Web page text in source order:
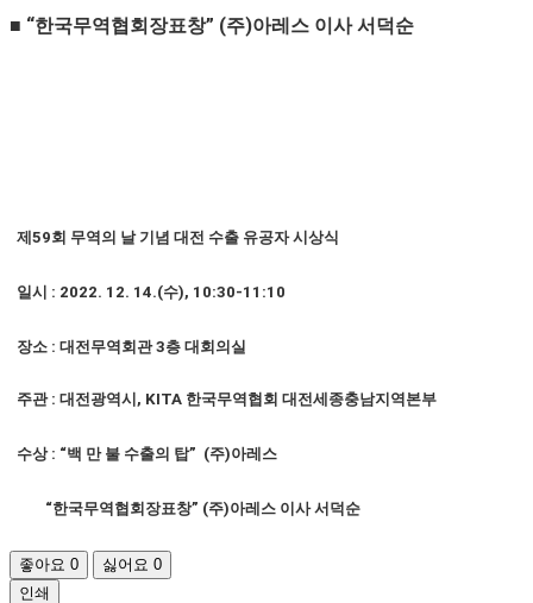
■ “한국무역협회장표창” (주)아레스 이사 서덕순
제59회 무역의 날 기념 대전 수출 유공자 시상식
일시 : 2022. 12. 14.(수), 10:30-11:10
장소 : 대전무역회관 3층 대회의실
주관 : 대전광역시, KITA 한국무역협회 대전세종충남지역본부
수상 : “백 만 불 수출의 탑” (주)아레스
“한국무역협회장표창” (주)아레스 이사 서덕순
좋아요 0 싫어요 0
인쇄